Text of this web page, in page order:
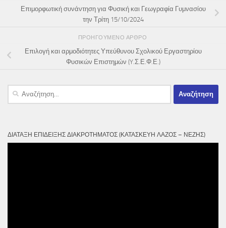
Επιμορφωτική συνάντηση για Φυσική και Γεωγραφία Γυμνασίου
την Τρίτη 15/10/2024
ΠΡΟΗΓΟΎΜΕΝΟ ΆΡΘΡΟ
Επιλογή και αρμοδιότητες Υπεύθυνου Σχολικού Εργαστηρίου
Φυσικών Επιστημών (Y.Σ.Ε.Φ.Ε.)
Αναζήτηση
ΔΙΆΤΑΞΗ ΕΠΊΔΕΙΞΗΣ ΔΙΑΚΡΟΤΉΜΑΤΟΣ (ΚΑΤΑΣΚΕΥΉ ΛΆΖΟΣ – ΝΈΖΗΣ)